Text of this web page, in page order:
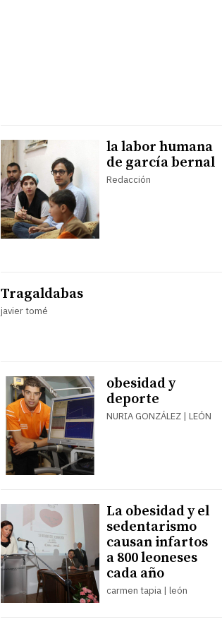
la labor humana
de garcía bernal
Redacción
Tragaldabas
javier tomé
obesidad y
deporte
NURIA GONZÁLEZ | LEÓN
La obesidad y el
sedentarismo
causan infartos
a 800 leoneses
cada año
carmen tapia | león